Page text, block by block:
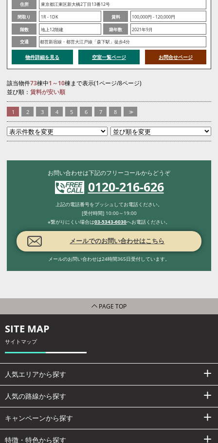
住所
東京都江東区新大橋2丁目13番12号
間取り
1R - 1DK 賃料
100,000円 - 120,000円
階数
地上12階建 築年数
2021年9月
交通
都営新宿線・都営大江戸線「森下駅」徒歩4分
物件詳細を見る 空室一覧ページ お問合せページ
該当物件73棟中1～10棟まで表示(1ページ/8ページ)
並び順： 賃料が安い順
1 2 3 4 5 6 7 8 >>
お問い合わせは下記のフリーコールからどうぞ
0120-216-626
上記の電話番号をプッシュしてお電話ください。
[受付時間] 10:00～19:00
※繋がりにくい場合は03-5343-6030へお電話ください。
メールでのお問い合わせはこちら
メールのお問い合わせは24時間365日受付しています。
PAGE TOP
SITE MAP
サイトマップ
人気エリアから探す
人気の路線から探す
キャンペーンから探す
特徴・特色から探す